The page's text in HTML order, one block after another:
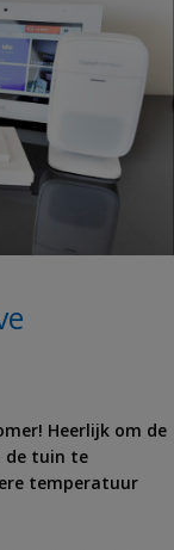
Heerlijk om de
de tuin te
temperatuur